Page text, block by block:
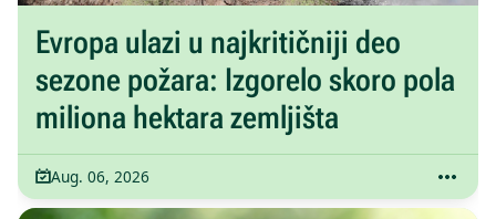
Evropa ulazi u najkritičniji deo
sezone požara: Izgorelo skoro pola
miliona hektara zemljišta
Aug. 06, 2026